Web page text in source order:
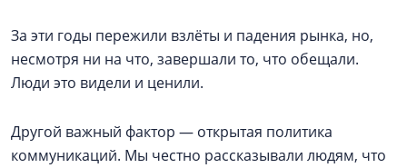
За эти годы пережили взлёты и падения рынка, но,
несмотря ни на что, завершали то, что обещали.
Люди это видели и ценили.
Другой важный фактор — открытая политика
коммуникаций. Мы честно рассказывали людям, что